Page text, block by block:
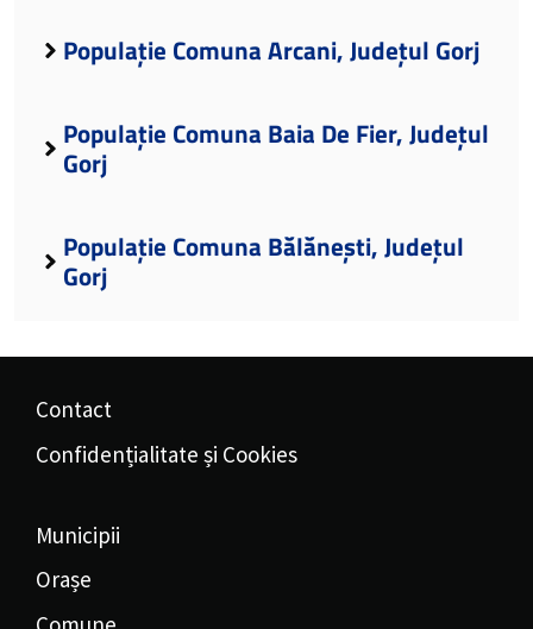
Populație Comuna Arcani, Județul Gorj
Populație Comuna Baia De Fier, Județul
Gorj
Populație Comuna Bălănești, Județul
Gorj
Contact
Confidențialitate și Cookies
Municipii
Orașe